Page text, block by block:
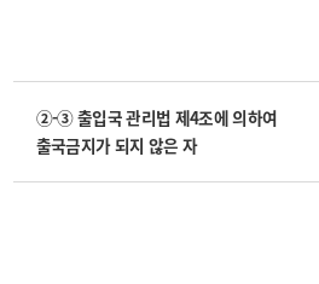
②-③ 출입국 관리법 제4조에 의하여
출국금지가 되지 않은 자